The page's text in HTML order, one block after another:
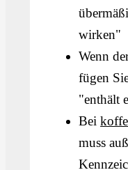
wirken"
Wenn
fügen
"enthält
Bei
muss